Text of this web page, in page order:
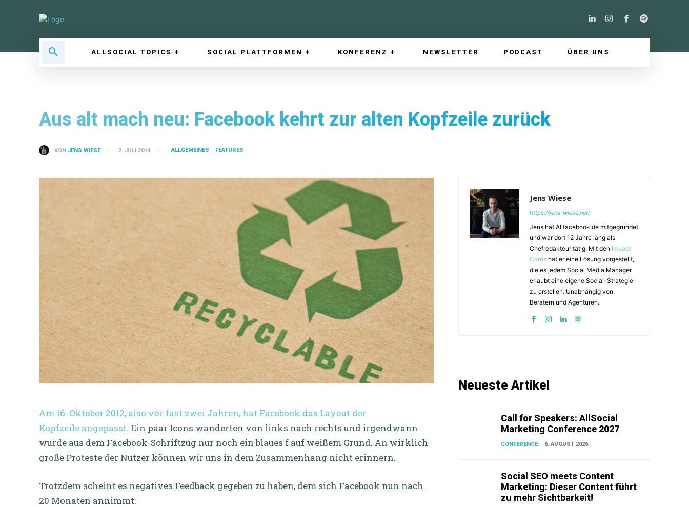
ALLSOCIAL TOPICS SOCIAL PLATTFORMEN KONFERENZ NEWSLETTER PODCAST ÜBER UNS
Aus alt mach neu: Facebook kehrt zur alten Kopfzeile zurück
VON JENS WIESE 2. JULI 2014 ALLGEMEINES FEATURES
Am 16. Oktober 2012, also vor fast zwei Jahren, hat Facebook das Layout der
Kopfzeile angepasst. Ein paar Icons wanderten von links nach rechts und irgendwann
wurde aus dem Facebook-Schriftzug nur noch ein blaues f auf weißem Grund. An wirklich
große Proteste der Nutzer können wir uns in dem Zusammenhang nicht erinnern.
Trotzdem scheint es negatives Feedback gegeben zu haben, dem sich Facebook nun nach
20 Monaten annimmt:
Jens Wiese
https://jens-wiese.net/
Jens hat Allfacebook.de mitgegründet
und war dort 12 Jahre lang als
Chefredakteur tätig. Mit den Impact
Cards hat er eine Lösung vorgestellt,
die es jedem Social Media Manager
erlaubt eine eigene Social-Strategie
zu erstellen. Unabhängig von
Beratern und Agenturen.
Neueste Artikel
Call for Speakers: AllSocial
Marketing Conference 2027
CONFERENCE 6. AUGUST 2026
Social SEO meets Content
Marketing: Dieser Content führt
zu mehr Sichtbarkeit!